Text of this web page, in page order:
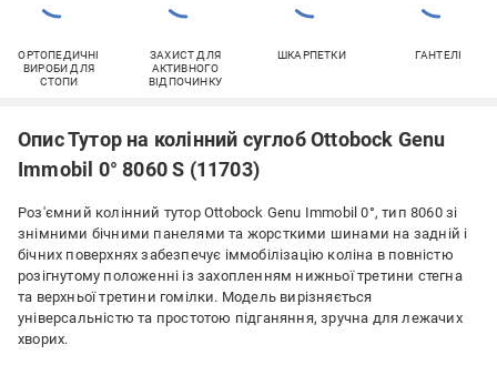
ОРТОПЕДИЧНІ
ВИРОБИ ДЛЯ
СТОПИ
ЗАХИСТ ДЛЯ
АКТИВНОГО
ВІДПОЧИНКУ
ШКАРПЕТКИ ГАНТЕЛІ
Опис Тутор на колінний суглоб Ottobock Genu
Immobil 0° 8060 S (11703)
Роз'ємний колінний тутор Ottobock Genu Immobil 0°, тип 8060 зі
знімними бічними панелями та жорсткими шинами на задній і
бічних поверхнях забезпечує іммобілізацію коліна в повністю
розігнутому положенні із захопленням нижньої третини стегна
та верхньої третини гомілки. Модель вирізняється
універсальністю та простотою підганяння, зручна для лежачих
хворих.